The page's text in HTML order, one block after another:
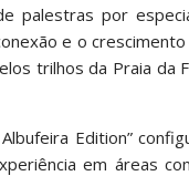
palestras por
e o crescimento
trilhos da Praia
Edition”
em áreas